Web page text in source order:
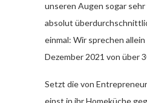
unseren Augen sogar
absolut
einmal: Wir sprechen allein
Dezember 2021 von über
Setzt die von